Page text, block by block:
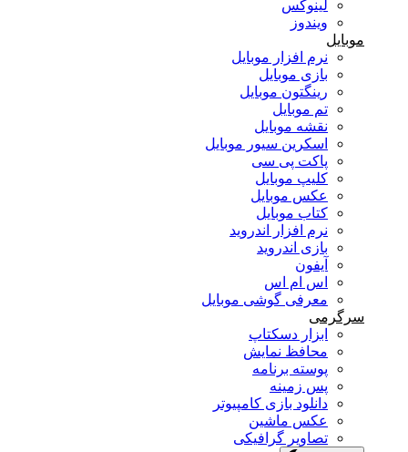
لینوکس
ویندوز
موبایل
نرم افزار موبایل
بازی موبایل
رینگتون موبایل
تم موبایل
نقشه موبایل
اسکرین سیور موبایل
پاکت پی سی
کلیپ موبایل
عکس موبایل
کتاب موبایل
نرم افزار اندروید
بازی اندروید
آیفون
اس ام اس
معرفی گوشی موبایل
سرگرمی
ابزار دسکتاپ
محافظ نمایش
پوسته برنامه
پس زمینه
دانلود بازی کامپیوتر
عکس ماشین
تصاویر گرافیکی